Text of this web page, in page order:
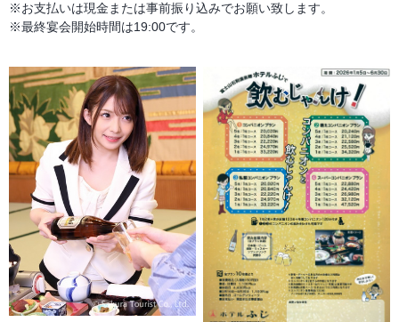
※お支払いは現金または事前振り込みでお願い致します。
※最終宴会開始時間は19:00です。